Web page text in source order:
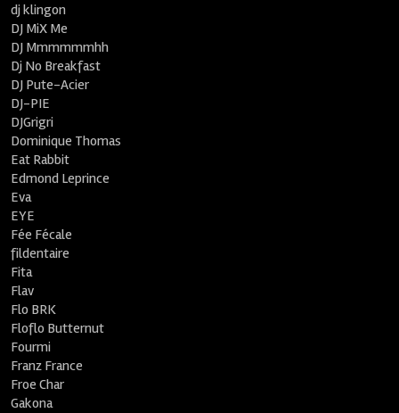
dj klingon
DJ MiX Me
DJ Mmmmmmhh
Dj No Breakfast
DJ Pute-Acier
DJ-PIE
DJGrigri
Dominique Thomas
Eat Rabbit
Edmond Leprince
Eva
EYE
Fée Fécale
fildentaire
Fita
Flav
Flo BRK
Floflo Butternut
Fourmi
Franz France
Froe Char
Gakona